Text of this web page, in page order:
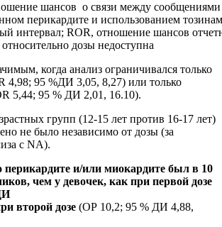
шансов о связи между
перикардите и использованием
интервал; ROR, отношение шансов
дозы недоступна
когда анализ ограничивался только
4,98; 95 %ДИ 3,05, 8,27) или только
5,44; 95 % ДИ 2,01, 16.10).
групп (12-15 лет против 16-17 лет)
не было независимо от дозы (за
с NA).
перикардите и/или миокардите был в 10
чем у девочек, как при первой дозе
второй дозе (ОР 10,2; 95 % ДИ 4,88,